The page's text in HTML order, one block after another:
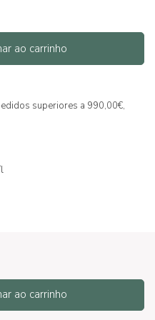
ao carrinho
superiores a 990,00€,
ao carrinho